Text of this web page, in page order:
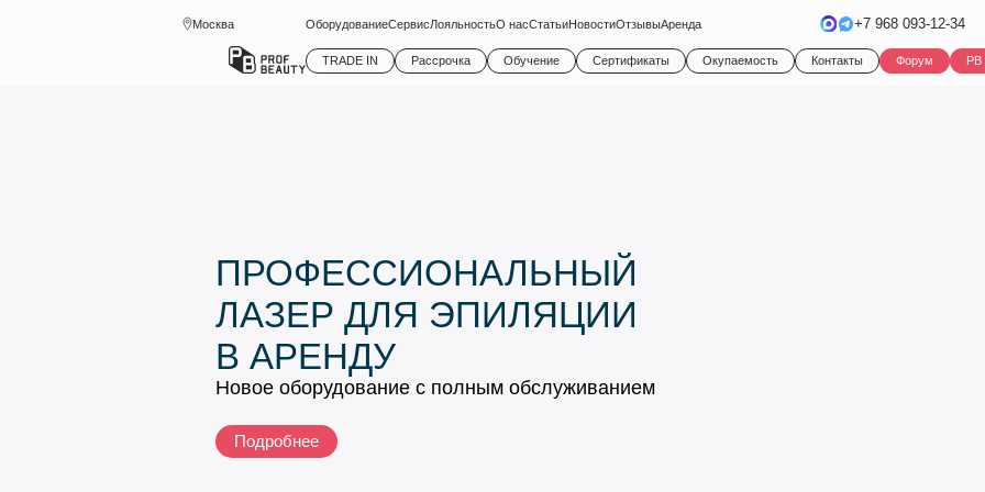
Москва ОборудованиеСервисЛояльностьО насСтатьиНовостиОтзывыАренда +7 968 093-12-34
TRADE IN Рассрочка Обучение Сертификаты Окупаемость Контакты Форум
ПРОФЕССИОНАЛЬНЫЙ
ЛАЗЕР ДЛЯ ЭПИЛЯЦИИ
В АРЕНДУ
Новое оборудование с полным обслуживанием
Подробнее